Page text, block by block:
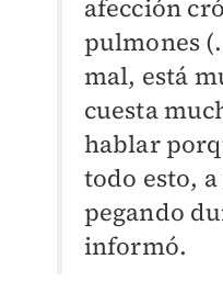
afección
pulmones
mal, está
cuesta
hablar
todo esto,
pegando
informó.